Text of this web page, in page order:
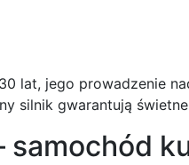
lat, jego prowadzenie
silnik gwarantują
samochód